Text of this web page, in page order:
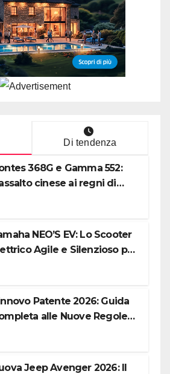
Di tendenza
368G e Gamma 552:
cinese ai regni di
NEO’S EV: Lo Scooter
Agile e Silenzioso per
Patente 2026: Guida
alle Nuove Regole,
Jeep Avenger 2026: Il